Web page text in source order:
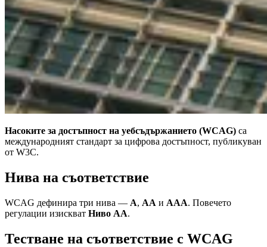
Насоките за достъпност на уебсъдържанието (WCAG) са
международният стандарт за цифрова достъпност, публикуван
от W3C.
Нива на съответствие
WCAG дефинира три нива — A, AA и AAA. Повечето
регулации изискват Ниво AA.
Тестване на съответствие с WCAG